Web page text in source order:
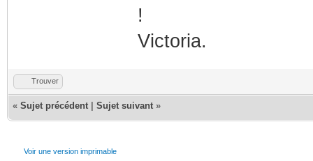
!
Victoria.
Trouver
« Sujet précédent Sujet suivant »
Voir une version imprimable